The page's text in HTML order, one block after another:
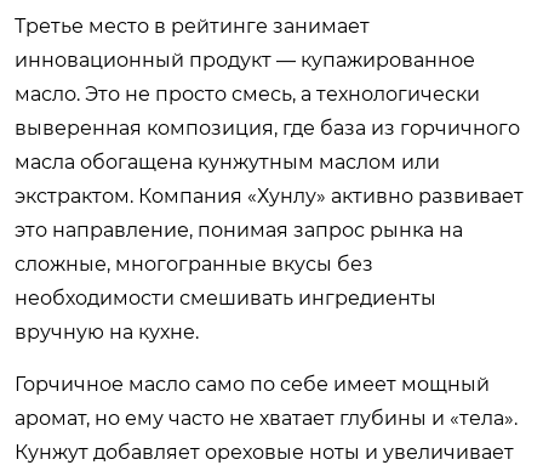
Третье место в рейтинге занимает
инновационный продукт — купажированное
масло. Это не просто смесь, а технологически
выверенная композиция, где база из горчичного
масла обогащена кунжутным маслом или
экстрактом. Компания «Хунлу» активно развивает
это направление, понимая запрос рынка на
сложные, многогранные вкусы без
необходимости смешивать ингредиенты
вручную на кухне.
Горчичное масло само по себе имеет мощный
аромат, но ему часто не хватает глубины и «тела».
Кунжут добавляет ореховые ноты и увеличивает